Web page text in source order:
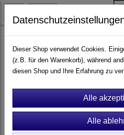
Wir laden Sie herzlich dazu ein, sich
bei uns zu
Dieser Shop verwendet Cookies.
(z.B. für den Warenkorb), während
diesen Shop und Ihre Erfahrung zu